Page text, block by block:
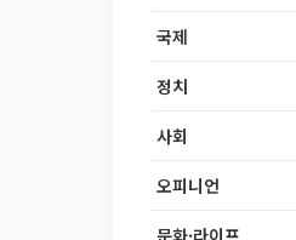
국제
정치
사회
오피니언
문화·라이프